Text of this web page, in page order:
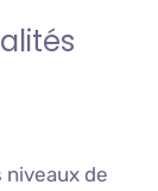
niveaux de